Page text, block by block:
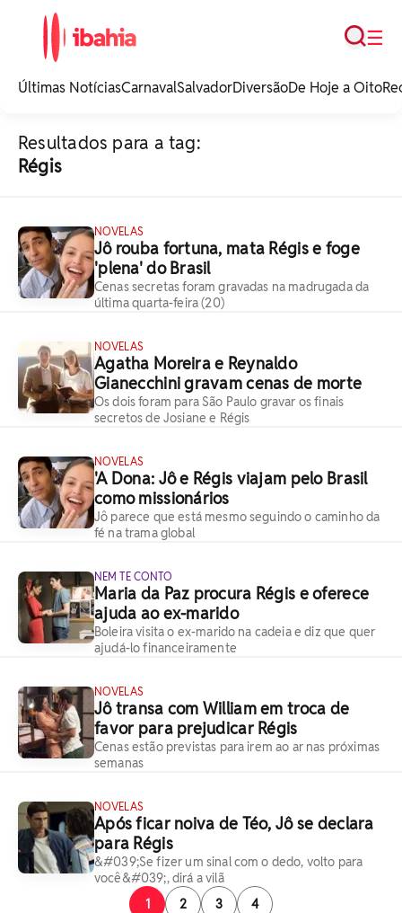
noticias e
☰
Busca
Últimas NotíciasCarnavalSalvadorDiversãoDe Hoje a Oito
Resultados para a tag:
Régis
NOVELAS
Jô rouba fortuna, mata Régis e foge
'plena' do Brasil
Cenas secretas foram gravadas na madrugada da
última quarta-feira (20)
NOVELAS
Agatha Moreira e Reynaldo
Gianecchini gravam cenas de morte
Os dois foram para São Paulo gravar os finais
secretos de Josiane e Régis
NOVELAS
'A Dona: Jô e Régis viajam pelo Brasil
como missionários
Jô parece que está mesmo seguindo o caminho da
fé na trama global
NEM TE CONTO
Maria da Paz procura Régis e oferece
ajuda ao ex-marido
Boleira visita o ex-marido na cadeia e diz que quer
ajudá-lo financeiramente
NOVELAS
Jô transa com William em troca de
favor para prejudicar Régis
Cenas estão previstas para irem ao ar nas próximas
semanas
NOVELAS
Após ficar noiva de Téo, Jô se declara
para Régis
&#039;Se fizer um sinal com o dedo, volto para
você&#039;, dirá a vilã
1
2 3 4